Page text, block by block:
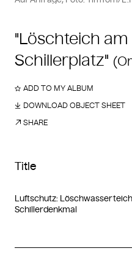
"Löschteich am
Schillerplatz"
ADD TO MY ALBUM
DOWNLOAD OBJECT SHEET
SHARE
Title
Luftschutz:
Schillerdenkmal